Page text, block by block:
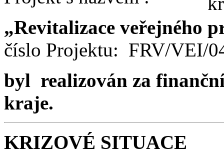
„Revitalizace veřejného
číslo Projektu: FRV/VEI/
byl realizován za
kraje.
KRIZOVÉ SITUACE